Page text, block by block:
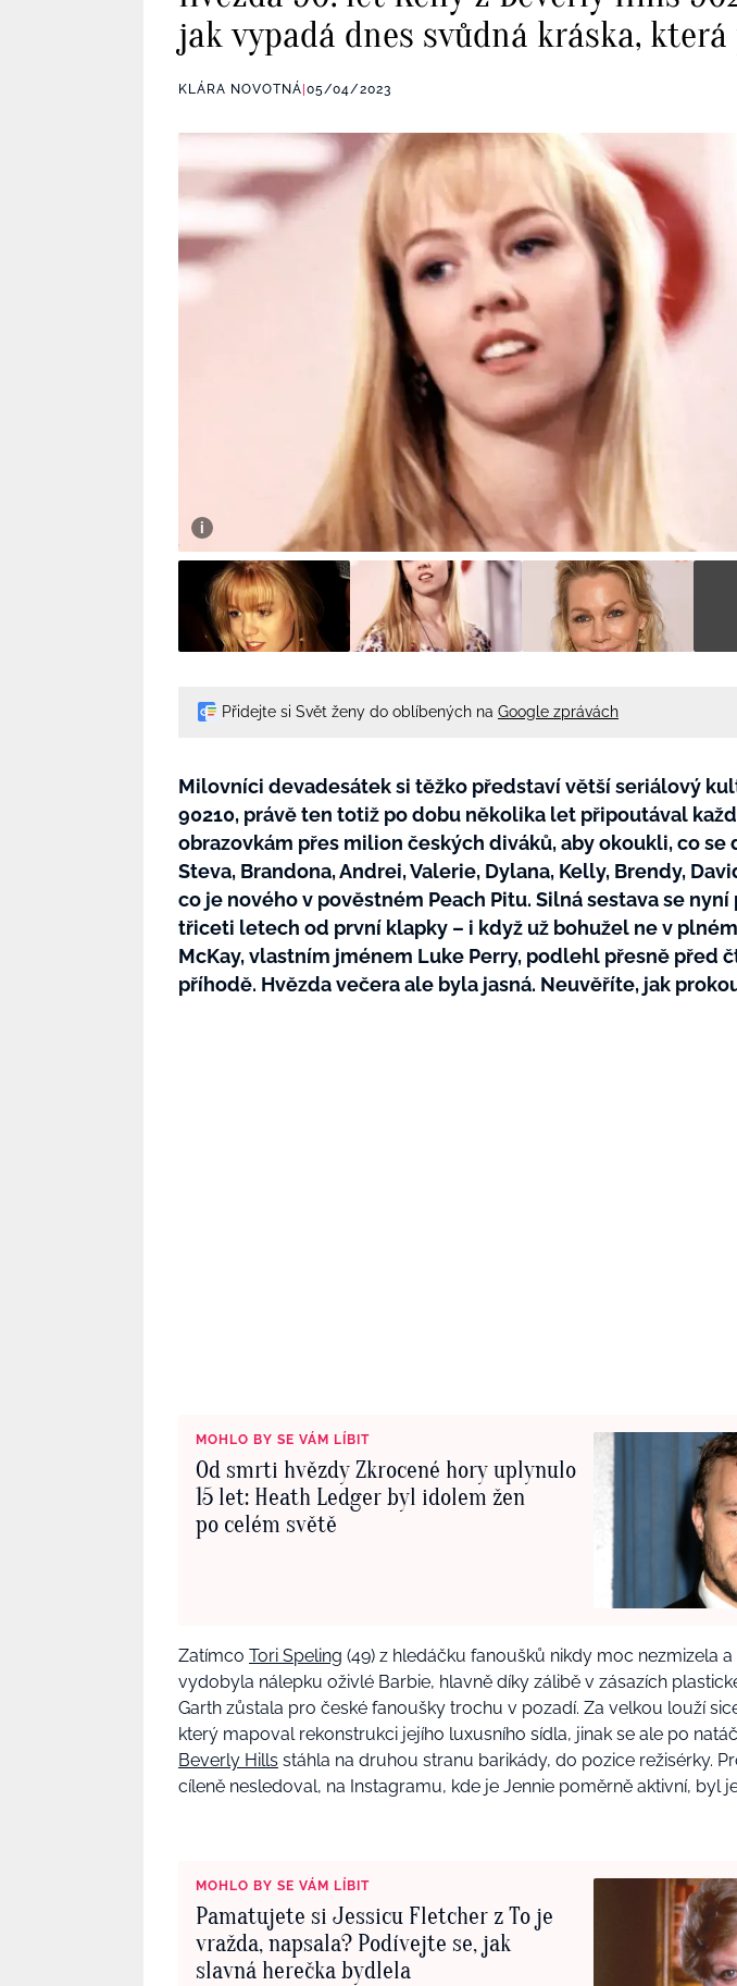
jak vypadá dnes svůdná kráska,
KLÁRA NOVOTNÁ 05/04/2023
Přidejte si Svět ženy do oblíbených na Google zprávách
Milovníci devadesátek si těžko představí větší seriálový
90210, právě ten totiž po dobu několika let připoutával
obrazovkám přes milion českých diváků, aby okoukli, co se
Steva, Brandona, Andrei, Valerie, Dylana, Kelly, Brendy,
co je nového v pověstném Peach Pitu. Silná sestava se
třiceti letech od první klapky – i když už bohužel ne v
McKay, vlastním jménem Luke Perry, podlehl přesně před
příhodě. Hvězda večera ale byla jasná. Neuvěříte, jak
MOHLO BY SE VÁM LÍBIT
Od smrti hvězdy Zkrocené hory uplynulo
15 let: Heath Ledger byl idolem žen
po celém světě
Zatímco Tori Speling (49) z hledáčku fanoušků nikdy moc nezmizela
vydobyla nálepku oživlé Barbie, hlavně díky zálibě v zásazích
Garth zůstala pro české fanoušky trochu v pozadí. Za velkou louží
který mapoval rekonstrukci jejího luxusního sídla, jinak se ale po
Beverly Hills stáhla na druhou stranu barikády, do pozice režisérky.
cíleně nesledoval, na Instagramu, kde je Jennie poměrně aktivní, byl
MOHLO BY SE VÁM LÍBIT
Pamatujete si Jessicu Fletcher z To je
vražda, napsala? Podívejte se, jak
slavná herečka bydlela